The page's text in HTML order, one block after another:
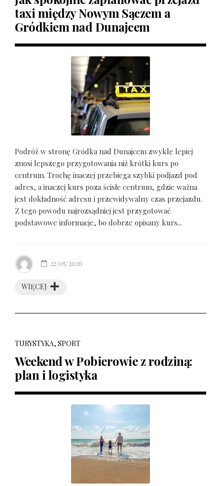
taxi między Nowym Sączem a
Gródkiem nad Dunajcem
Podróż w stronę Gródka nad Dunajcem zwykle lepiej
znosi lepszego przygotowania niż krótki kurs po
centrum. Trochę inaczej przebiega szybki podjazd pod
adres, a inaczej kurs poza ścisłe centrum, gdzie ważna
jest dokładność adresu i przewidywalny czas przejazdu.
Z tego powodu najrozsądniej jest przygotować
podstawowe informacje, bo dobrze opisany kurs...
WIĘCEJ
22/05/2026
TURYSTYKA, SPORT
Weekend w Pobierowie z rodziną:
plan i logistyka